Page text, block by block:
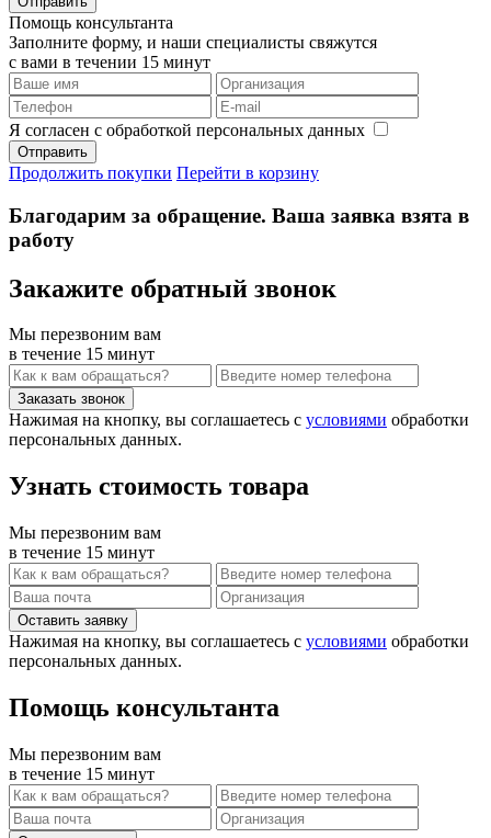
Помощь консультанта
Заполните форму, и наши специалисты свяжутся
с вами в течении 15 минут
Я согласен с обработкой персональных данных
Продолжить покупки Перейти в корзину
Благодарим за обращение. Ваша заявка взята в
работу
Закажите обратный звонок
Мы перезвоним вам
в течение 15 минут
Нажимая на кнопку, вы соглашаетесь с условиями обработки
персональных данных.
Узнать стоимость товара
Мы перезвоним вам
в течение 15 минут
Нажимая на кнопку, вы соглашаетесь с условиями обработки
персональных данных.
Помощь консультанта
Мы перезвоним вам
в течение 15 минут